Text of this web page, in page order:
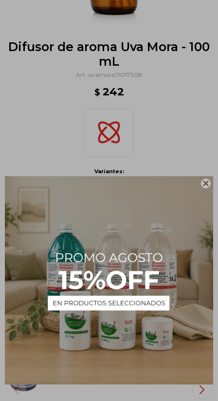

Difusor de aroma Uva Mora - 100
mL
uvamora01017308
$ 242
Variantes:
Métodos y costos de envío
PRODUCTOS QUE TE PUEDEN INTERESAR